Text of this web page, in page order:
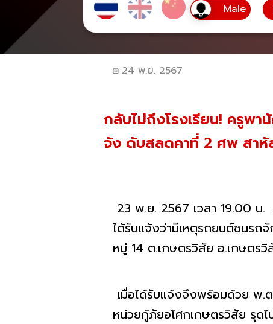
24 พ.ย. 2567
กลับไม่ถึงโรงเรียน! ครูพ
จัง ดับสลดคาที่ 2 ศพ สาหั
23 พ.ย. 2567 เวลา 19.00 น
ได้รับแจ้งว่ามีเหตุรถยนต์ชนร
หมู่ 14 ต.เกษตรวิสัย อ.เกษตรวิ
เมื่อได้รับแจ้งจึงพร้อมด้วย พ.
หน่วยกู้ภัยอโศกเกษตรวิสัย รุด